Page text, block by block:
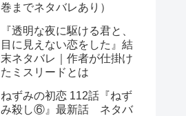
巻までネタバレあり）
『透明な夜に駆ける君と、
目に見えない恋をした』結
末ネタバレ｜作者が仕掛け
たミスリードとは
ねずみの初恋 112話『ねず
み殺し⑥』最新話 ネタバ